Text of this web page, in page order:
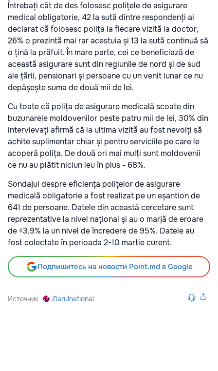
Întrebați cât de des folosesc polițele de asigurare
medical obligatorie, 42 la sută dintre respondenți ai
declarat că folosesc polița la fiecare vizită la doctor,
26% o prezintă mai rar acestuia și 13 la sută continuă să
o țină la prăfuit. În mare parte, cei ce beneficiază de
această asigurare sunt din regiunile de nord și de sud
ale țării, pensionari și persoane cu un venit lunar ce nu
depășește suma de două mii de lei.
Cu toate că polița de asigurare medicală scoate din
buzunarele moldovenilor peste patru mii de lei, 30% din
intervievați afirmă că la ultima vizită au fost nevoiți să
achite suplimentar chiar și pentru serviciile pe care le
acoperă polița. De două ori mai mulți sunt moldovenii
ce nu au plătit niciun leu în plus - 68%.
Sondajul despre eficiența polițelor de asigurare
medicală obligatorie a fost realizat pe un eșantion de
641 de persoane. Datele din această cercetare sunt
reprezentative la nivel național și au o marjă de eroare
de ±3,9% la un nivel de încredere de 95%. Datele au
fost colectate în perioada 2-10 martie curent.
Подпишитесь на новости Point.md в Google
Источник Ziarulnational